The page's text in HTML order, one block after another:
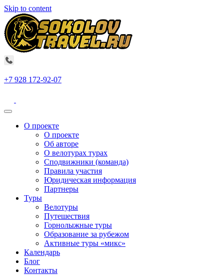
Skip to content
+7 928 172-92-07
О проекте
О проекте
Об авторе
О велотурах турах
Сподвижники (команда)
Правила участия
Юридическая информация
Партнеры
Туры
Велотуры
Путешествия
Горнолыжные туры
Образование за рубежом
Активные туры «микс»
Календарь
Блог
Контакты